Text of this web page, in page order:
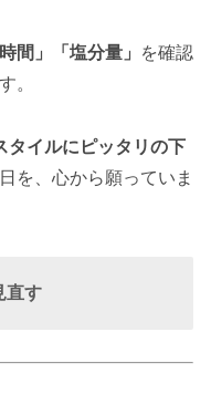
間」「塩分量」
を確認
。
タイルにピッタリの下
を、心から願っていま
直す